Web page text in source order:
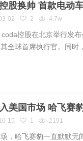
股换帅 首款电动
02 2 4.7w
控股在北京举行发
全球首席执行官。同时
美国市场 哈飞赛
15 1 2191
，哈飞赛豹一直默默无